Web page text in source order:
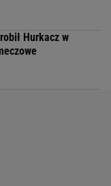
Hurkacz w